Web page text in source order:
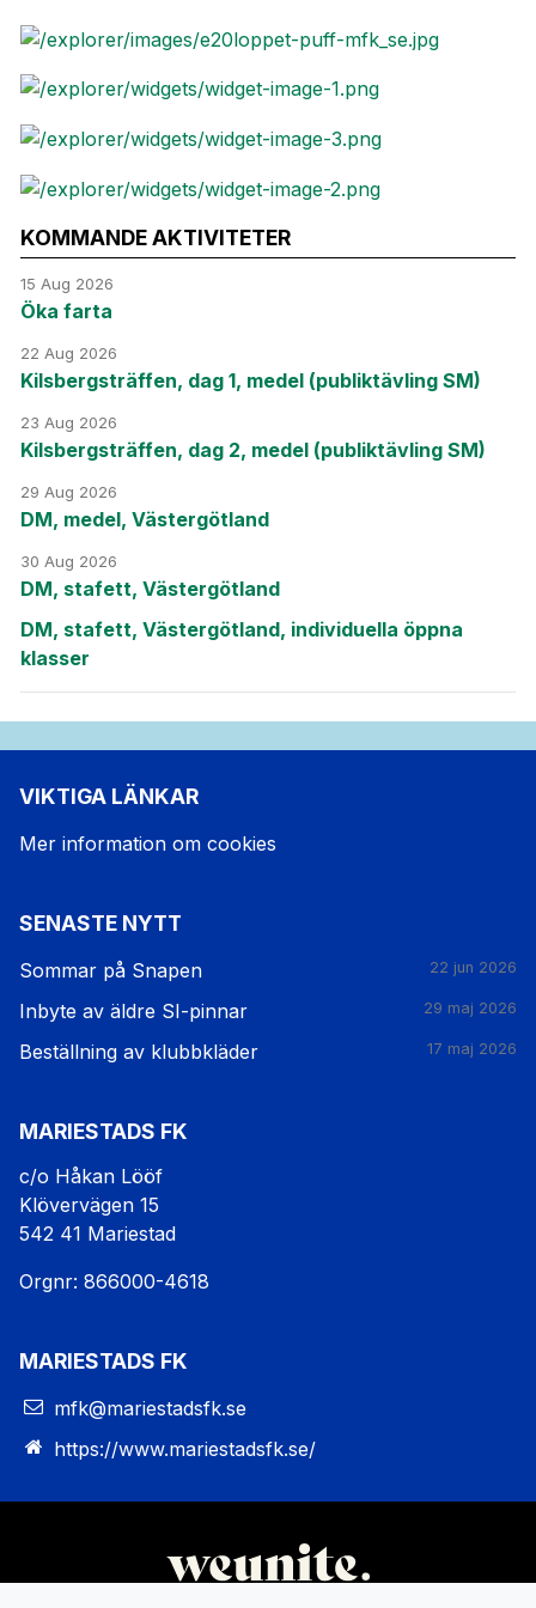
KOMMANDE AKTIVITETER
15 Aug 2026
Öka farta
22 Aug 2026
Kilsbergsträffen, dag 1, medel (publiktävling SM)
23 Aug 2026
Kilsbergsträffen, dag 2, medel (publiktävling SM)
29 Aug 2026
DM, medel, Västergötland
30 Aug 2026
DM, stafett, Västergötland
DM, stafett, Västergötland, individuella öppna
klasser
VIKTIGA LÄNKAR
Mer information om cookies
SENASTE NYTT
Sommar på Snapen 22 jun 2026
Inbyte av äldre SI-pinnar 29 maj 2026
Beställning av klubbkläder 17 maj 2026
MARIESTADS FK
c/o Håkan Lööf
Klövervägen 15
542 41 Mariestad
Orgnr: 866000-4618
MARIESTADS FK
mfk@mariestadsfk.se
https://www.mariestadsfk.se/